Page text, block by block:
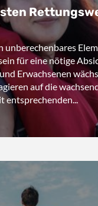
unberechenbares
für eine nötige
Erwachsenen
auf die
entsprechenden...